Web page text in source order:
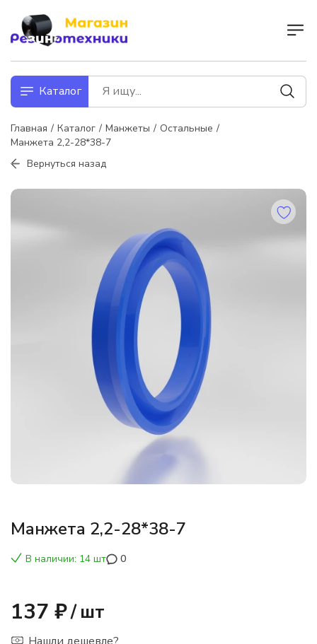
Каталог
Главная Каталог Манжеты
Остальные
Манжета 2,2-28*38-7
Вернуться назад
Манжета 2,2-28*38-7
В наличии: 14 шт 0
137 ₽/ шт